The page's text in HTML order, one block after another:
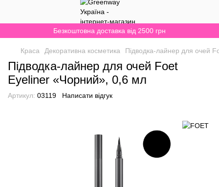
Безкоштовна доставка від 2500 грн
Краса Декоративна косметика Підводка-лайнер для очей
Підводка-лайнер для очей Foet
Eyeliner «Чорний», 0,6 мл
Артикул: 03119 Написати відгук